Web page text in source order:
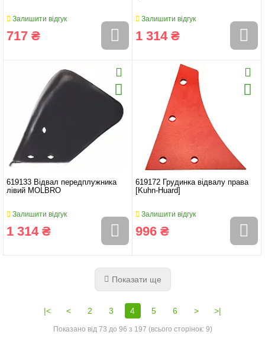
Залишити відгук
717 ₴
Залишити відгук
1 314 ₴
619133 Відвал передплужника
лівий MOLBRO
Залишити відгук
1 314 ₴
619172 Грудинка відвалу права
[Kuhn-Huard]
Залишити відгук
996 ₴
Показати ще
|< < 2 3 4 5 6 > >|
Показано від 73 до 96 з 197 (всього сторінок: 9)